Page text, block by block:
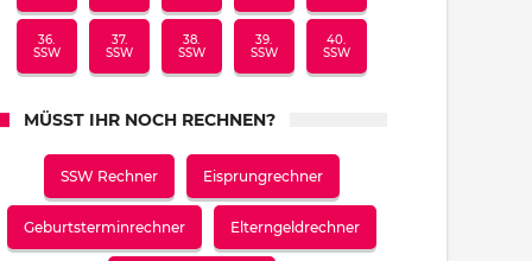
36.
SSW
37.
SSW
38.
SSW
39.
SSW
40.
SSW
MÜSST IHR NOCH RECHNEN?
SSW Rechner Eisprungrechner
Geburtsterminrechner Elterngeldrechner